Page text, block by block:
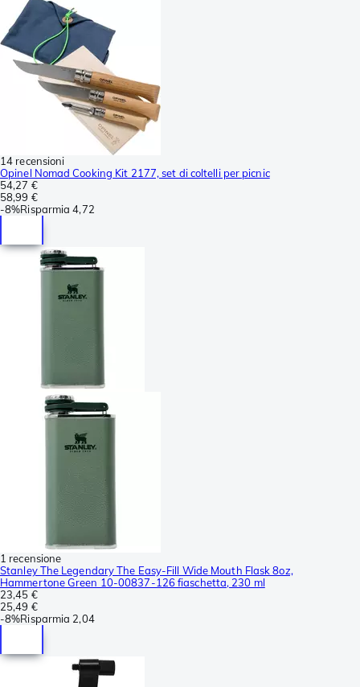
14 recensioni
Opinel Nomad Cooking Kit 2177, set di coltelli per picnic
54,27 €
58,99 €
-8%Risparmia 4,72
1 recensione
Stanley The Legendary The Easy-Fill Wide Mouth Flask 8oz,
Hammertone Green 10-00837-126 fiaschetta, 230 ml
23,45 €
25,49 €
-8%Risparmia 2,04